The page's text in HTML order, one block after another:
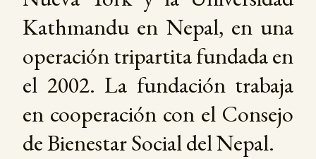
Kathmandu en Nepal, en una
operación tripartita fundada en
el 2002. La fundación trabaja
en cooperación con el Consejo
de Bienestar Social del Nepal.